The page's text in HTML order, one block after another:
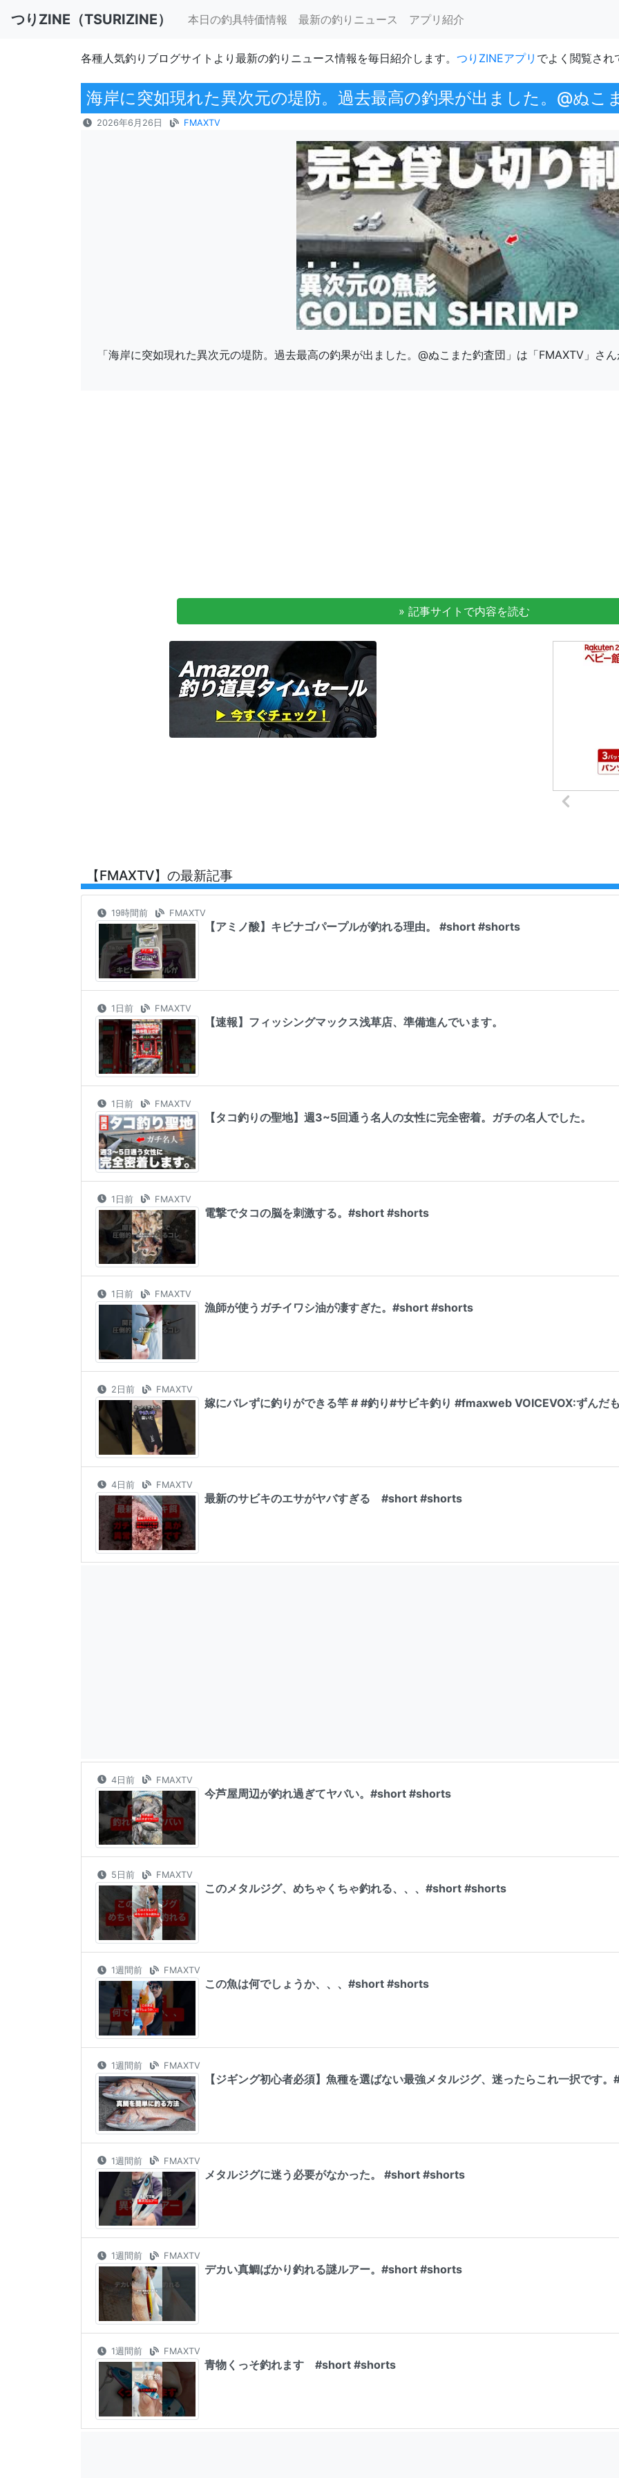
つりZINE（TSURIZINE） 本日の釣具特価情報 最新の釣りニュース アプリ紹介
各種人気釣りブログサイトより最新の釣りニュース情報を毎日紹介します。 つりZINEアプリ でよく閲覧され
海岸に突如現れた異次元の堤防。過去最高の釣果が出ました。@ぬこ
2026年6月26日 FMAXTV
「海岸に突如現れた異次元の堤防。過去最高の釣果が出ました。@ぬこまた釣査団」は「FMAXTV」さ
» 記事サイトで内容を読む
【FMAXTV】の最新記事
19時間前 FMAXTV
【アミノ酸】キビナゴパープルが釣れる理由。 #short #shorts
1日前 FMAXTV
【速報】フィッシングマックス浅草店、準備進んでいます。
1日前 FMAXTV
【タコ釣りの聖地】週3~5回通う名人の女性に完全密着。ガチの名人でした。
1日前 FMAXTV
電撃でタコの脳を刺激する。#short #shorts
1日前 FMAXTV
漁師が使うガチイワシ油が凄すぎた。#short #shorts
2日前 FMAXTV
嫁にバレずに釣りができる竿 # #釣り#サビキ釣り #fmaxweb VOICEVOX:ずんだ
4日前 FMAXTV
最新のサビキのエサがヤバすぎる #short #shorts
4日前 FMAXTV
今芦屋周辺が釣れ過ぎてヤバい。#short #shorts
5日前 FMAXTV
このメタルジグ、めちゃくちゃ釣れる、、、#short #shorts
1週間前 FMAXTV
この魚は何でしょうか、、、#short #shorts
1週間前 FMAXTV
【ジギング初心者必須】魚種を選ばない最強メタルジグ、迷ったらこれ一択です。
1週間前 FMAXTV
メタルジグに迷う必要がなかった。 #short #shorts
1週間前 FMAXTV
デカい真鯛ばかり釣れる謎ルアー。#short #shorts
1週間前 FMAXTV
青物くっそ釣れます #short #shorts